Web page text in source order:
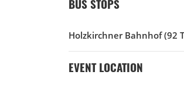
BUS STOPS
Holzkirchner Bahnhof (92
EVENT LOCATION